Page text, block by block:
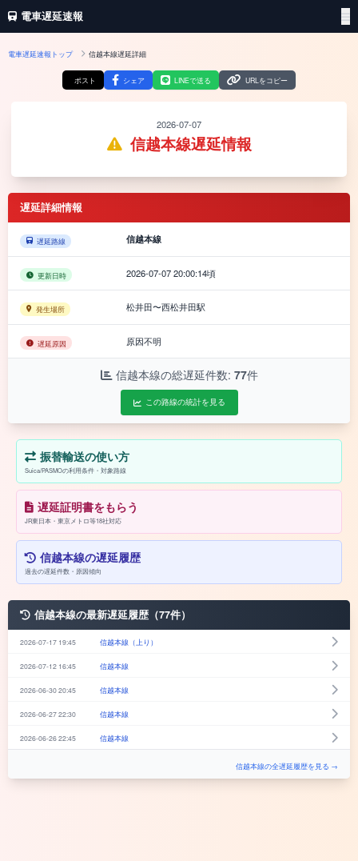
電車遅延速報
電車遅延速報トップ 信越本線遅延詳細
ポスト シェア LINEで送る URLをコピー
2026-07-07
信越本線遅延情報
遅延詳細情報
遅延路線 信越本線
更新日時 2026-07-07 20:00:14頃
発生場所 松井田〜西松井田駅
遅延原因 原因不明
信越本線の総遅延件数: 77件
この路線の統計を見る
振替輸送の使い方
Suica/PASMOの利用条件・対象路線
遅延証明書をもらう
JR東日本・東京メトロ等18社対応
信越本線の遅延履歴
過去の遅延件数・原因傾向
信越本線の最新遅延履歴（77件）
2026-07-17 19:45 信越本線（上り）
2026-07-12 16:45 信越本線
2026-06-30 20:45 信越本線
2026-06-27 22:30 信越本線
2026-06-26 22:45 信越本線
信越本線の全遅延履歴を見る →